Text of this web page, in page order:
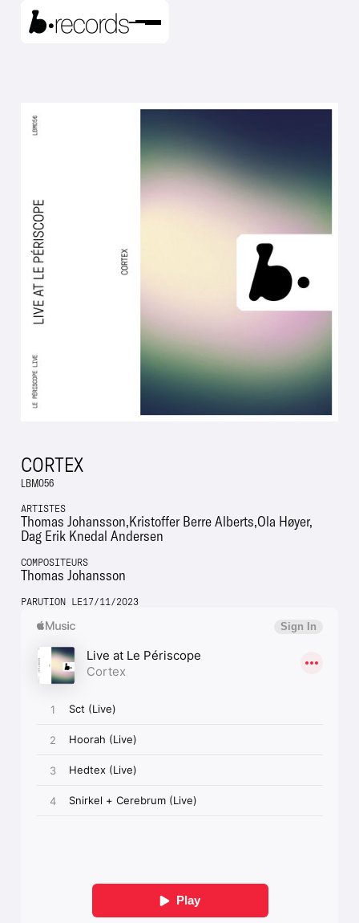
CORTEX
LBM056
ARTISTES
Thomas Johansson Kristoffer Berre Alberts Ola Høyer
Dag Erik Knedal Andersen
COMPOSITEURS
Thomas Johansson
PARUTION LE17/11 /2023